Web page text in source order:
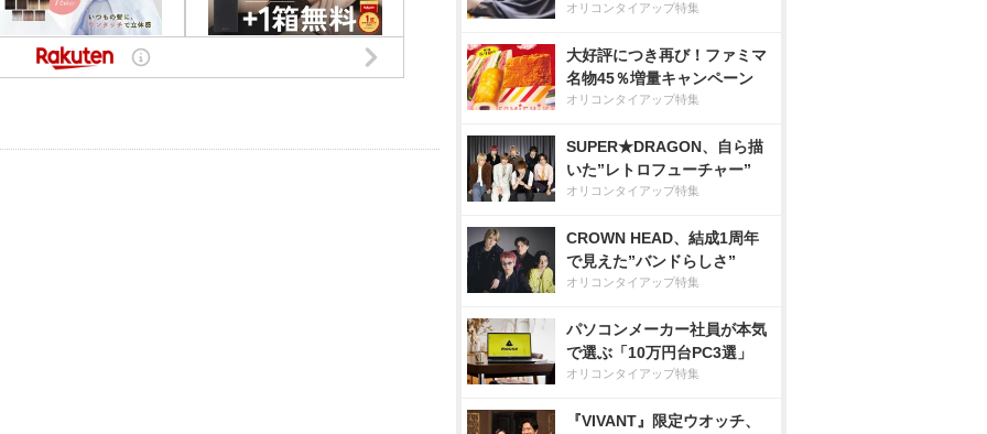
オリコンタイアップ特集
大好評につき再び！ファミマ
名物45％増量キャンペーン
オリコンタイアップ特集
SUPER★DRAGON、自ら描
いた”レトロフューチャー”
オリコンタイアップ特集
CROWN HEAD、結成1周年
で見えた”バンドらしさ”
オリコンタイアップ特集
パソコンメーカー社員が本気
で選ぶ「10万円台PC3選」
オリコンタイアップ特集
『VIVANT』限定ウオッチ、